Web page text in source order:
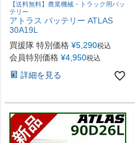
【送料無料】農業機械・トラック用バッ
テリー
アトラス バッテリー ATLAS
30A19L
買援隊 特別価格 ¥5,290税込
会員特別価格 ¥4,950税込
詳細を見る